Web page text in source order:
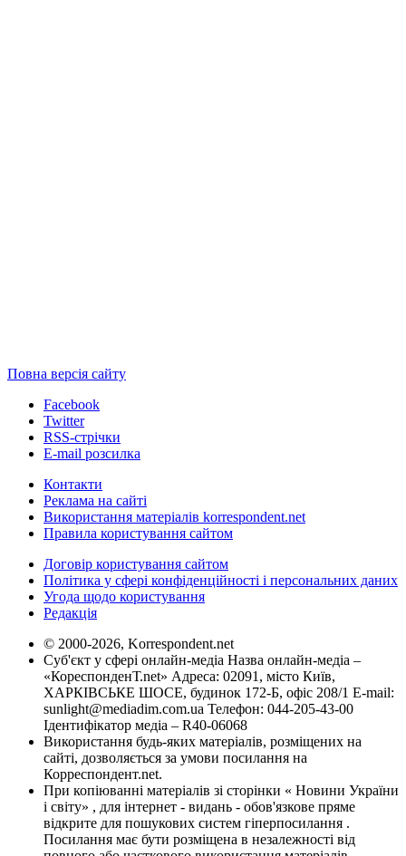
Повна версія сайту
Facebook
Twitter
RSS-стрічки
E-mail розсилка
Контакти
Реклама на сайті
Використання матеріалів korrespondent.net
Правила користування сайтом
Договір користування сайтом
Політика у сфері конфіденційності і персональних даних
Угода щодо користування
Редакція
© 2000-2026, Korrespondent.net
Суб'єкт у сфері онлайн-медіа Назва онлайн-медіа –
«КореспонденТ.net» Адреса: 02091, місто Київ,
ХАРКІВСЬКЕ ШОСЕ, будинок 172-Б, офіс 208/1 E-mail:
sunlight@mediadim.com.ua Телефон: 044-205-43-00
Ідентифікатор медіа – R40-06068
Використання будь-яких матеріалів, розміщених на
сайті, дозволяється за умови посилання на
Корреспондент.net.
При копіюванні матеріалів зі сторінки « Новини України
і світу» , для інтернет - видань - обов'язкове пряме
відкрите для пошукових систем гіперпосилання .
Посилання має бути розміщена в незалежності від